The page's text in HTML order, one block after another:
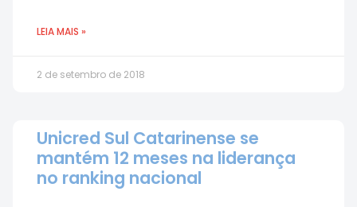
LEIA MAIS »
2 de setembro de 2018
Unicred Sul Catarinense se
mantém 12 meses na liderança
no ranking nacional